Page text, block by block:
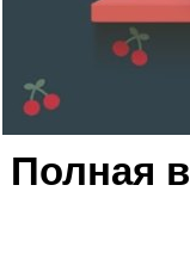
Полная